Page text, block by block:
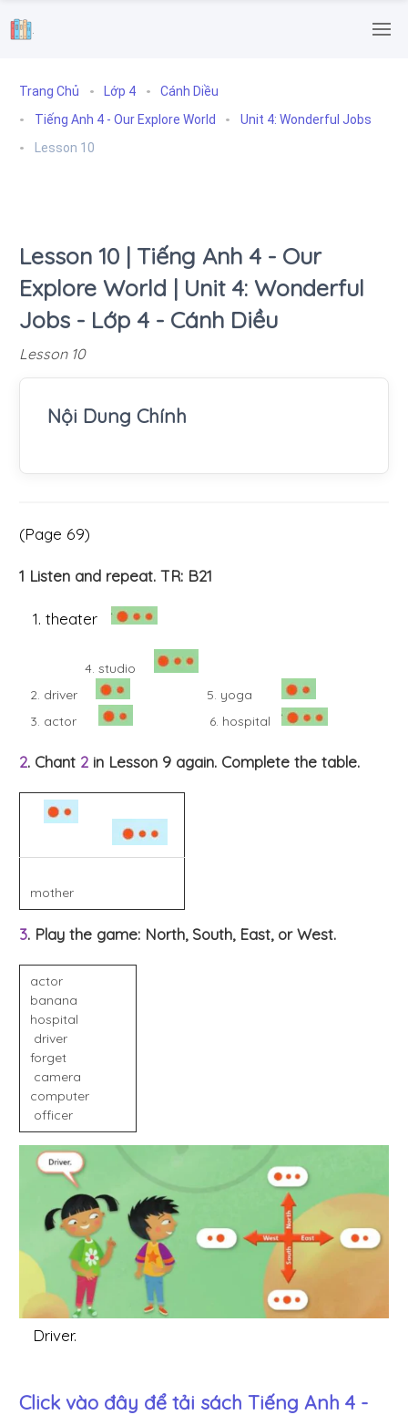
.
Trang Chủ Lớp 4
Cánh Diều
Tiếng Anh 4 - Our Explore World
Unit 4: Wonderful Jobs
Lesson 10
Lesson 10 | Tiếng Anh 4 - Our
Explore World | Unit 4: Wonderful
Jobs - Lớp 4 - Cánh Diều
Lesson 10
Nội Dung Chính
(Page 69)
1 Listen and repeat. TR: B21
1. theater
4. studio
2. driver
5. yoga
3. actor
6. hospital
2. Chant 2 in Lesson 9 again. Complete the table.
mother
3. Play the game: North, South, East, or West.
actor
banana
hospital
driver
forget
camera
computer
officer
Driver.
Click vào đây để tải sách Tiếng Anh 4 -